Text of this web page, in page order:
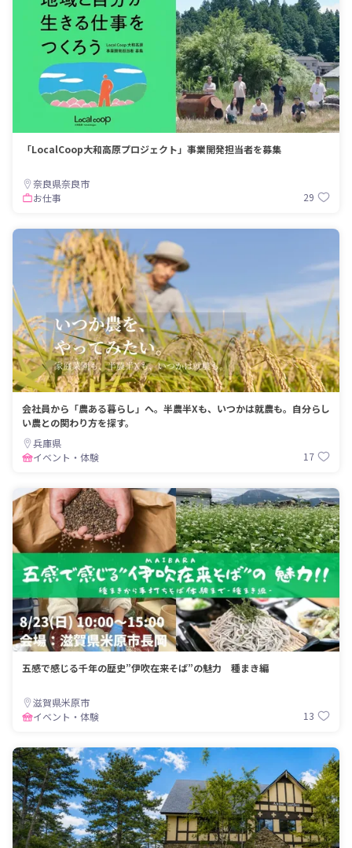
「LocalCoop大和高原プロジェクト」事業開発担当者を募集
奈良県奈良市
お仕事
29
会社員から「農ある暮らし」へ。半農半Xも、いつかは就農も。自分らし
い農との関わり方を探す。
兵庫県
イベント・体験
17
五感で感じる千年の歴史”伊吹在来そば”の魅力 種まき編
滋賀県米原市
イベント・体験
13